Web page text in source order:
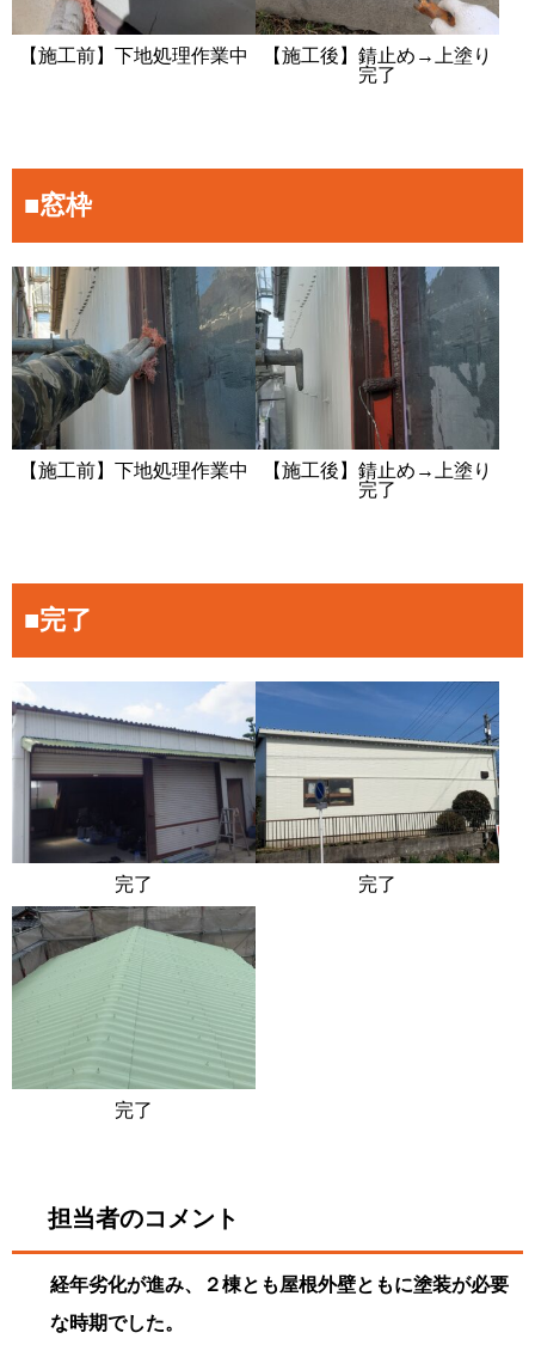
【施工前】下地処理作業中
【施工後】錆止め→上塗り
完了
■窓枠
【施工前】下地処理作業中
【施工後】錆止め→上塗り
完了
■完了
完了 完了
完了
担当者のコメント
経年劣化が進み、２棟とも屋根外壁ともに塗装が必要
な時期でした。